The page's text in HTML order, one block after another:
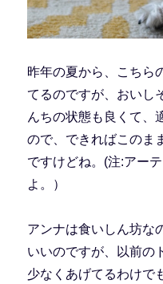
昨年の夏から、こちら
てるのですが、おいし
んちの状態も良くて、
ので、できればこのま
ですけどね。(注:アー
よ。）
アンナは食いしん坊な
いいのですが、以前の
少なくあげてるわけで